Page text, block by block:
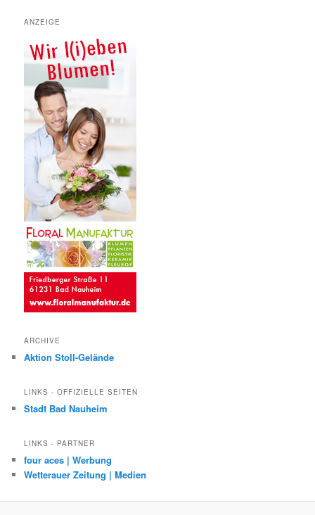
ANZEIGE
ARCHIVE
Aktion Stoll-Gelände
LINKS - OFFIZIELLE SEITEN
Stadt Bad Nauheim
LINKS - PARTNER
four aces | Werbung
Wetterauer Zeitung | Medien